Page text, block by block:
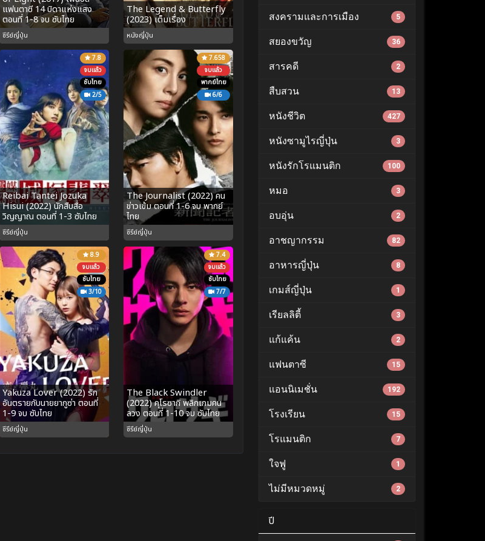
แฟนตาซี 14 บิดาแห่งแสง
ตอนที่ 1-8 จบ ซับไทย
ซีรีย์ญี่ปุ่น
The Legend & Butterfly
(2023) เต็มเรื่อง
หนังญี่ปุ่น
7.8
จบแล้ว
ซับไทย
2/5
Reibai Tantei Jozuka
Hisui (2022) นักสืบสื่อ
วิญญาณ ตอนที่ 1-3 ซับไทย
ซีรีย์ญี่ปุ่น
7.658
จบแล้ว
พากย์ไทย
6/6
The Journalist (2022) คน
ข่าวเข้ม ตอนที่ 1-6 จบ พากย์
ไทย
ซีรีย์ญี่ปุ่น
8.9
จบแล้ว
ซับไทย
3/10
Yakuza Lover (2022) รัก
อันตรายกับนายยากูซ่า ตอนที่
1-9 จบ ซับไทย
ซีรีย์ญี่ปุ่น
7.4
จบแล้ว
ซับไทย
7/7
The Black Swindler
(2022) คุโรซากิ พลิกเกมคน
ลวง ตอนที่ 1-10 จบ ซับไทย
ซีรีย์ญี่ปุ่น
สงครามและการเมือง 5
สยองขวัญ 36
สารคดี 2
สืบสวน 13
หนังชีวิต 427
หนังซามูไรญี่ปุ่น 3
หนังรักโรแมนติก 100
หมอ 3
อบอุ่น 2
อาชญากรรม 82
อาหารญี่ปุ่น 8
เกมส์ญี่ปุ่น 1
เรียลลิตี้ 3
แก้แค้น 2
แฟนตาซี 15
แอนนิเมชั่น 192
โรงเรียน 15
โรแมนติก 7
ใจฟู 1
ไม่มีหมวดหมู่ 2
ปี